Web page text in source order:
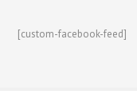
[custom-facebook-feed]